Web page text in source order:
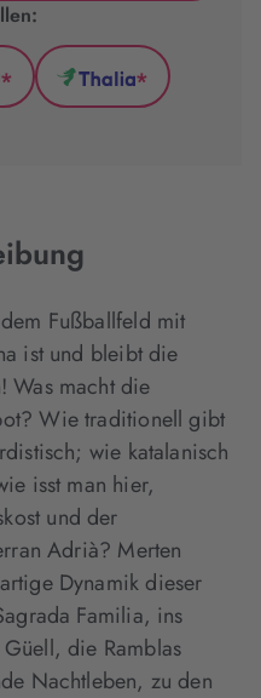
*
Thalia
*
Fußballfeld mit
ist und bleibt die
Was macht die
Wie traditionell gibt
wie katalanisch
isst man hier,
und der
Adrià? Merten
Dynamik dieser
Familia, ins
die Ramblas
Nachtleben, zu den